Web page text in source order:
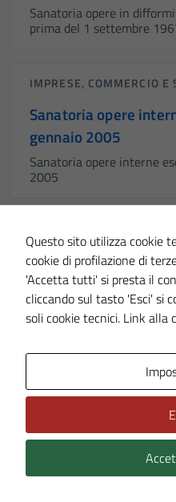
Sanatoria opere in
prima del 1 settembre
IMPRESE, COMMERCIO E
Sanatoria opere
gennaio 2005
Sanatoria opere interne
2005
Scuola di danza
Scuola di danza Scuola di
Segnalazione
Segnalazione certificata
IMPRESE, COMMERCIO E
Questo sito utilizza cookie
cookie di profilazione di
'Accetta tutti' si presta il
cliccando sul tasto 'Esci' si
soli cookie tecnici. Link alla